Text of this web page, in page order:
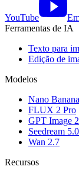
YouTube
Ferramentas de IA
Texto para
Edição de
Modelos
Nano
FLUX 2 Pro
GPT Image 2
Seedream 5.0
Wan 2.7
Recursos